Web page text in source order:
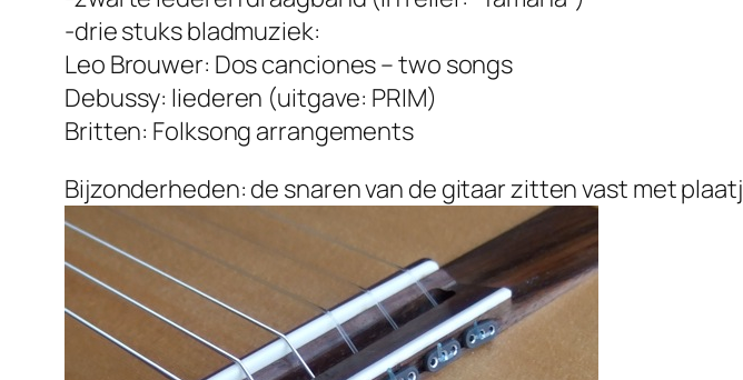
-drie stuks bladmuziek:
Leo Brouwer: Dos canciones – two songs
Debussy: liederen (uitgave: PRIM)
Britten: Folksong arrangements
Bijzonderheden: de snaren van de gitaar zitten vast met